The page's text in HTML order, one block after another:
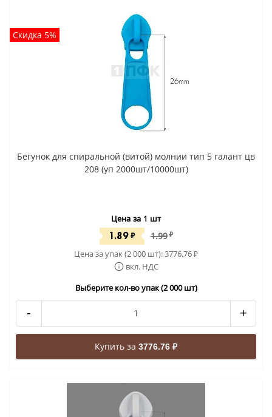
Скидка 5%
Бегунок для спиральной (витой) молнии тип 5 галант цв
208 (уп 2000шт/10000шт)
Цена за 1 шт
1.89 ₽ 1.99 ₽
Цена за упак (2 000 шт):3776.76₽
вкл. НДС
Выберите кол-во упак (2 000 шт)
- +
Купить за 3776.76 ₽